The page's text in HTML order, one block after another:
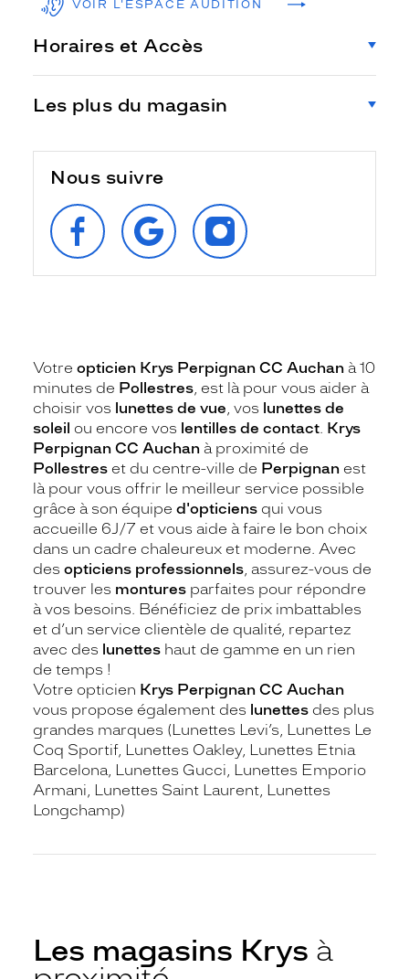
VOIR L'ESPACE AUDITION
Horaires et Accès
Les plus du magasin
Nous suivre
SUIVEZ‑NOUS
SUR
FACEBOOK
RETROUVEZ‑NOUS
SUR
GOOGLE
SUIVEZ‑NOUS
SUR
INSTAGRAM
Votre opticien Krys Perpignan CC Auchan à 10
minutes de Pollestres , est là pour vous aider à
choisir vos lunettes de vue , vos lunettes de
soleil ou encore vos lentilles de contact Krys
Perpignan CC Auchan à proximité de
Pollestres et du centre-ville de Perpignan est
là pour vous offrir le meilleur service possible
grâce à son équipe d'opticiens qui vous
accueille 6J/7 et vous aide à faire le bon choix
dans un cadre chaleureux et moderne. Avec
des opticiens professionnels , assurez-vous de
trouver les montures parfaites pour répondre
à vos besoins. Bénéficiez de prix imbattables
et d’un service clientèle de qualité, repartez
avec des lunettes haut de gamme en un rien
de temps !
Votre opticien Krys Perpignan CC Auchan
vous propose également des lunettes des plus
grandes marques (Lunettes Levi’s, Lunettes Le
Coq Sportif, Lunettes Oakley, Lunettes Etnia
Barcelona, Lunettes Gucci, Lunettes Emporio
Armani, Lunettes Saint Laurent, Lunettes
Longchamp)
Les magasins Krys à